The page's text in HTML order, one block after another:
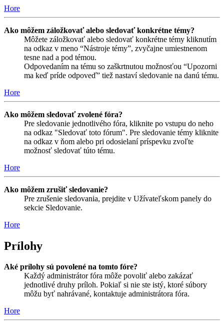
Hore
Ako môžem záložkovať alebo sledovať konkrétne témy?
Môžete záložkovať alebo sledovať konkrétne témy kliknutím
na odkaz v meno “Nástroje témy”, zvyčajne umiestnenom
tesne nad a pod témou.
Odpovedaním na tému so zaškrtnutou možnosťou “Upozorni
ma keď príde odpoveď” tiež nastaví sledovanie na danú tému.
Hore
Ako môžem sledovať zvolené fóra?
Pre sledovanie jednotlivého fóra, kliknite po vstupu do neho
na odkaz "Sledovať toto fórum". Pre sledovanie témy kliknite
na odkaz v ňom alebo pri odosielaní príspevku zvoľte
možnosť sledovať túto tému.
Hore
Ako môžem zrušiť sledovanie?
Pre zrušenie sledovania, prejdite v Užívateľskom panely do
sekcie Sledovanie.
Hore
Prílohy
Aké prílohy sú povolené na tomto fóre?
Každý administrátor fóra môže povoliť alebo zakázať
jednotlivé druhy príloh. Pokiaľ si nie ste istý, ktoré súbory
môžu byť nahrávané, kontaktuje administrátora fóra.
Hore